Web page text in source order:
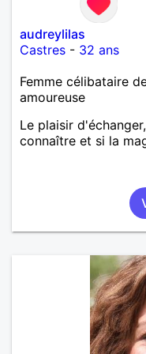
audreylilas
Castres - 32 ans
Femme célibataire
amoureuse
Le plaisir
connaître et si la